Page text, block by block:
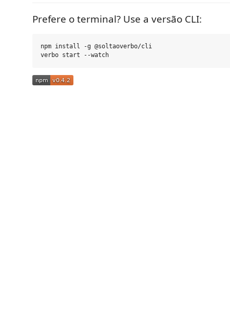
Prefere o terminal? Use a versão CLI:
npm install -g @soltaoverbo/cli